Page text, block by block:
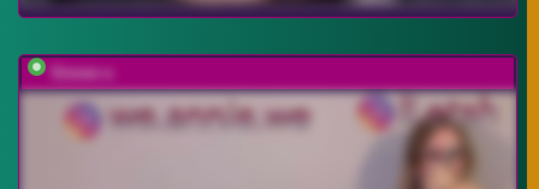
Sinner-s